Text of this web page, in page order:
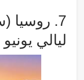
7.
ليالي